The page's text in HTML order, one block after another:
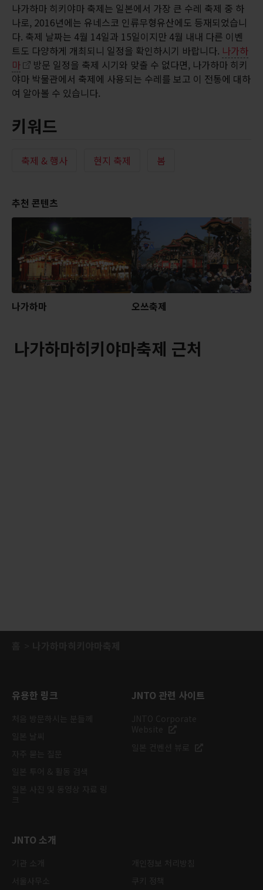
나가하마 히키야마 축제는 일본에서 가장 큰 수레 축제 중 하
나로, 2016년에는 유네스코 인류무형유산에도 등재되었습니
다. 축제 날짜는 4월 14일과 15일이지만 4월 내내 다른 이벤
트도 다양하게 개최되니 일정을 확인하시기 바랍니다. 나가하
마
방문 일정을 축제 시기와 맞출 수 없다면, 나가하마 히키
야마 박물관에서 축제에 사용되는 수레를 보고 이 전통에 대하
여 알아볼 수 있습니다.
키워드
축제 & 행사 현지 축제 봄
추천 콘텐츠
나가하마 오쓰축제
나가하마히키야마축제 근처
유용한 링크 JNTO 관련 사이트
JNTO 소개